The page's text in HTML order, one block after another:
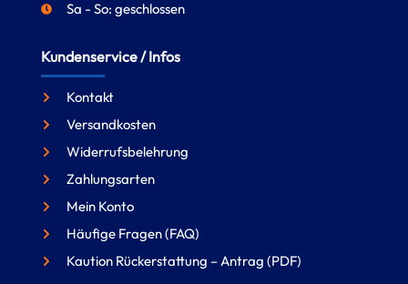
Sa - So: geschlossen
Kundenservice / Infos
Kontakt
Versandkosten
Widerrufsbelehrung
Zahlungsarten
Mein Konto
Häufige Fragen (FAQ)
Kaution Rückerstattung – Antrag (PDF)